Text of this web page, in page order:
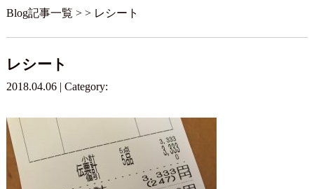
Blog記事一覧 > > レシート
レシート
2018.04.06 | Category: